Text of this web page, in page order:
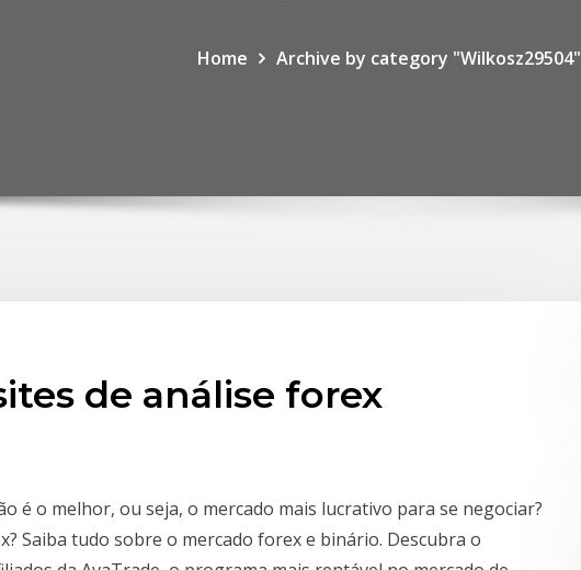
Home Archive by category "Wilkosz29504"
de análise forex
é o melhor, ou seja, o mercado mais lucrativo para se negociar?
Saiba tudo sobre o mercado forex e binário. Descubra o